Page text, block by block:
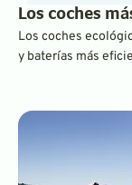
Los coches
Los coches
y baterías más
reciclados y más.